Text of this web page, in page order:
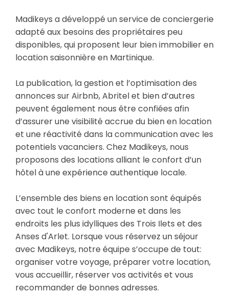
Madikeys a développé un service de conciergerie
adapté aux besoins des propriétaires peu
disponibles, qui proposent leur bien immobilier en
location saisonnière en Martinique.
La publication, la gestion et l’optimisation des
annonces sur Airbnb, Abritel et bien d’autres
peuvent également nous être confiées afin
d’assurer une visibilité accrue du bien en location
et une réactivité dans la communication avec les
potentiels vacanciers. Chez Madikeys, nous
proposons des locations alliant le confort d’un
hôtel à une expérience authentique locale.
L’ensemble des biens en location sont équipés
avec tout le confort moderne et dans les
endroits les plus idylliques des Trois Ilets et des
Anses d'Arlet. Lorsque vous réservez un séjour
avec Madikeys, notre équipe s’occupe de tout:
organiser votre voyage, préparer votre location,
vous accueillir, réserver vos activités et vous
recommander de bonnes adresses.